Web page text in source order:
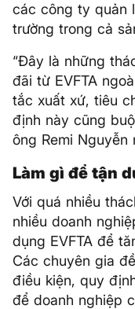
các công ty quản
trường trong cả
“Đây là những
đãi từ EVFTA
tắc xuất xứ, tiêu
định này cũng
ông Remi Nguyễn
Làm gì để tận
Với quá nhiều
nhiều doanh
dụng EVFTA để
Các chuyên gia
điều kiện, quy
để doanh nghiệp